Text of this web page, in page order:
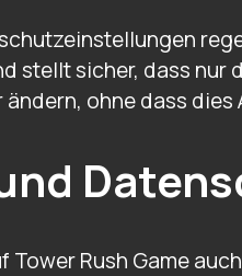
sicher, dass nur
ohne dass
Rush Game